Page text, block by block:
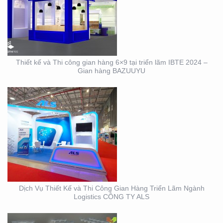
Thiết kế và Thi công gian hàng 6×9 tại triển lãm IBTE 2024 –
Gian hàng BAZUUYU
DỊCH VỤ THIẾT KẾ VÀ
THI CÔNG GIAN HÀNG
TRIỂN LÃM NGÀNH
LOGISTICS CÔNG TY
ALS
Dịch Vụ Thiết Kế và Thi Công Gian Hàng Triển Lãm Ngành
Logistics CÔNG TY ALS
THIẾT KẾ THI CÔNG
GIAN HÀNG TRIỂN LÃM
VIFA EXPO 2023 UY TÍN
– CHẤT LƯỢNG